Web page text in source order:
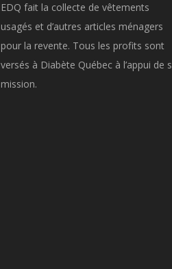
EDQ fait la collecte de vêtements
usagés et d’autres articles ménagers
pour la revente. Tous les profits sont
versés à Diabète Québec à l’appui de
mission.